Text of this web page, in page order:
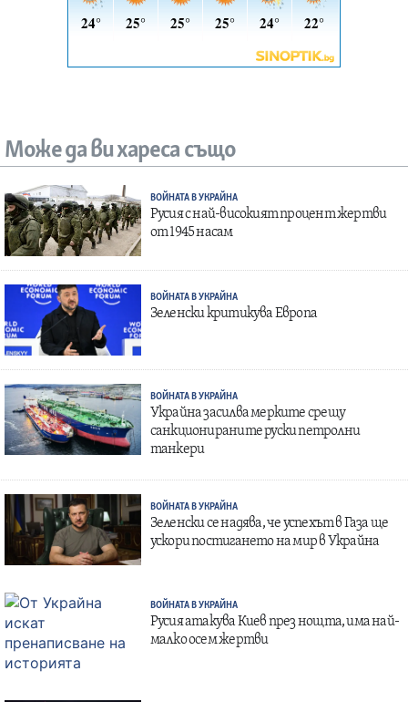
Може да ви хареса също
ВОЙНАТА В УКРАЙНА
Русия с най-високият процент жертви
от 1945 насам
ВОЙНАТА В УКРАЙНА
Зеленски критикува Европа
ВОЙНАТА В УКРАЙНА
Украйна засилва мерките срещу
санкционираните руски петролни
танкери
ВОЙНАТА В УКРАЙНА
Зеленски се надява, че успехът в Газа ще
ускори постигането на мир в Украйна
ВОЙНАТА В УКРАЙНА
Русия атакува Киев през нощта, има най-
малко осем жертви